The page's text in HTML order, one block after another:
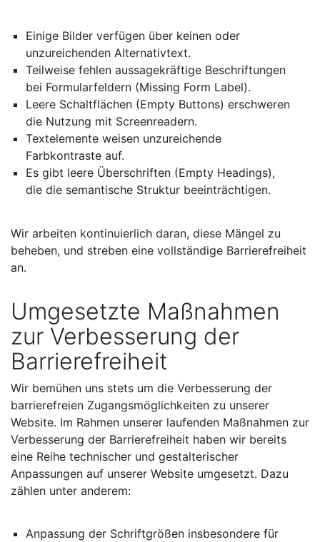
Einige Bilder verfügen über keinen oder
unzureichenden Alternativtext.
Teilweise fehlen aussagekräftige Beschriftungen
bei Formularfeldern (Missing Form Label).
Leere Schaltflächen (Empty Buttons) erschweren
die Nutzung mit Screenreadern.
Textelemente weisen unzureichende
Farbkontraste auf.
Es gibt leere Überschriften (Empty Headings),
die die semantische Struktur beeinträchtigen.
Wir arbeiten kontinuierlich daran, diese Mängel zu
beheben, und streben eine vollständige Barrierefreiheit
an.
Umgesetzte Maßnahmen
zur Verbesserung der
Barrierefreiheit
Wir bemühen uns stets um die Verbesserung der
barrierefreien Zugangsmöglichkeiten zu unserer
Website. Im Rahmen unserer laufenden Maßnahmen zur
Verbesserung der Barrierefreiheit haben wir bereits
eine Reihe technischer und gestalterischer
Anpassungen auf unserer Website umgesetzt. Dazu
zählen unter anderem:
Anpassung der Schriftgrößen insbesondere für